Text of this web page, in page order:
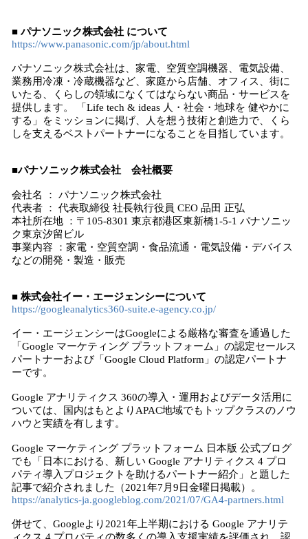
■ パナソニック株式会社 について
https://www.panasonic.com/jp/about.html
パナソニック株式会社は、家電、空質空調機器、電気設備、
業務用冷凍・冷蔵機器など、家庭から店舗、オフィス、街に
いたる、くらしの領域になくてはならない商品・サービスを
提供します。 「Life tech & ideas 人・社会・地球を 健やかに
する」をミッションに掲げ、人を想う技術と創造力で、くら
しを支えるベストパートナーになることを目指しています。
■パナソニック株式会社 会社概要
会社名 ： パナソニック株式会社
代表者 ： 代表取締役 社長執行役員 CEO 品田 正弘
本社所在地 ：〒105-8301 東京都港区東新橋1-5-1 パナソニッ
ク東京汐留ビル
事業内容 ：家電・空質空調・食品流通・電気設備・デバイス
などの開発・製造・販売
■ 株式会社イー・エージェンシーについて
https://googleanalytics360-suite.e-agency.co.jp/
イー・エージェンシーはGoogleによる厳格な審査を通過した
「Google マーケティング プラットフォーム」の認定セールス
パートナーおよび「Google Cloud Platform」の認定パートナ
ーです。
Google アナリティクス 360の導入・運用およびデータ活用に
ついては、国内はもとよりAPAC地域でもトップクラスのノウ
ハウと実績を有します。
Google マーケティング プラットフォーム 日本版 公式ブログ
でも「日本における、新しい Google アナリティクス 4 プロ
パティ導入プロジェクトを助けるパートナー紹介」と題した
記事で紹介されました（2021年7月9日金曜日掲載）。
https://analytics-ja.googleblog.com/2021/07/GA4-partners.html
併せて、Googleより2021年上半期における Google アナリテ